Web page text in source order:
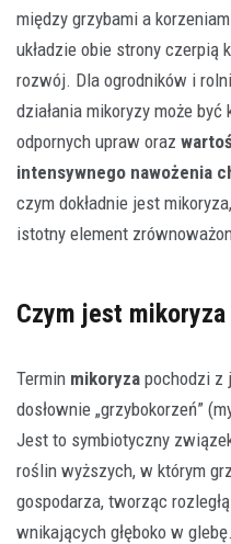
między grzybami a
układzie obie strony
rozwój. Dla ogrodników i
działania mikoryzy może
odpornych upraw oraz
intensywnego nawożenia
czym dokładnie jest
istotny element
Czym jest mikoryza
Termin mikoryza pochodzi z
dosłownie „grzybokorzeń”
Jest to symbiotyczny
roślin wyższych, w którym
gospodarza, tworząc
wnikających głęboko w glebę.